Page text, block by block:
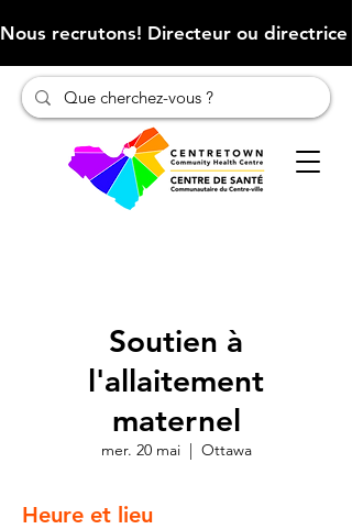
Nous recrutons! Directeur ou
Soutien à
l'allaitement
maternel
mer. 20 mai
  |
Ottawa
Heure et lieu